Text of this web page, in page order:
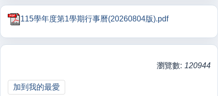
115學年度第1學期行事曆(20260804版).pdf
瀏覽數: 120944
加到我的最愛